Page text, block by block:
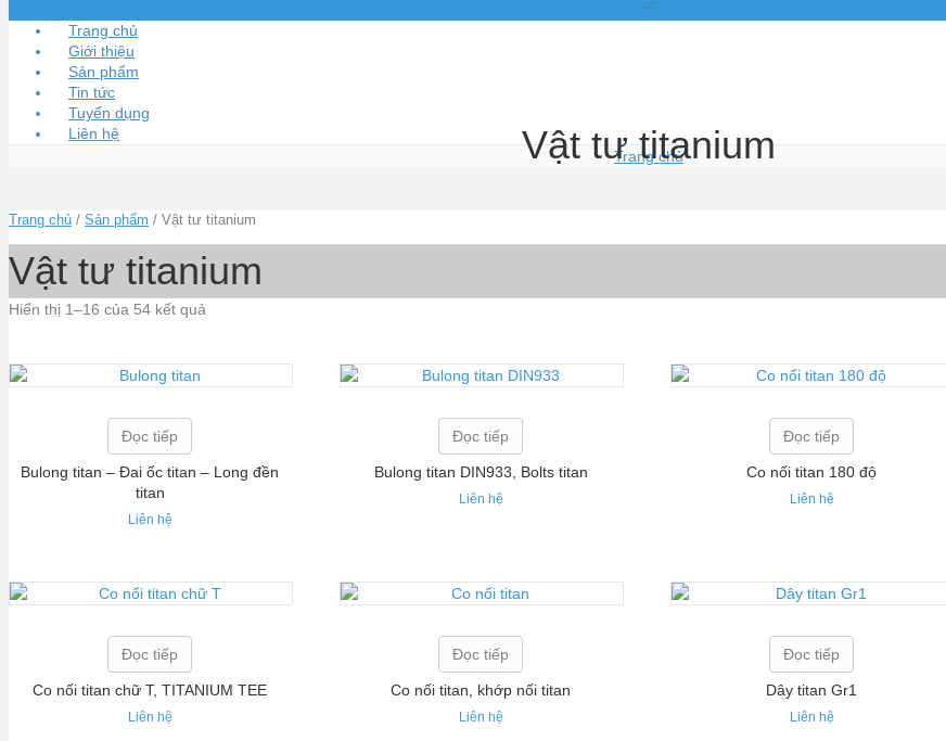
Trang chủ
Giới thiệu
Sản phẩm
Tin tức
Tuyển dụng
Liên hệ
Vật tư titanium
Trang chủ
Trang chủ / Sản phẩm / Vật tư titanium
Vật tư titanium
Hiển thị 1–16 của 54 kết quả
Đọc tiếp
Bulong titan – Đai ốc titan – Long đền
titan
Liên hệ
Đọc tiếp
Bulong titan DIN933, Bolts titan
Liên hệ
Đọc tiếp
Co nối titan 180 độ
Liên hệ
Đọc tiếp
Co nối titan chữ T, TITANIUM TEE
Liên hệ
Đọc tiếp
Co nối titan, khớp nối titan
Liên hệ
Đọc tiếp
Dây titan Gr1
Liên hệ